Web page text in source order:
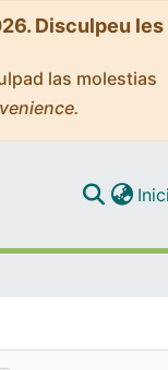
Disculpeu les
las molestias